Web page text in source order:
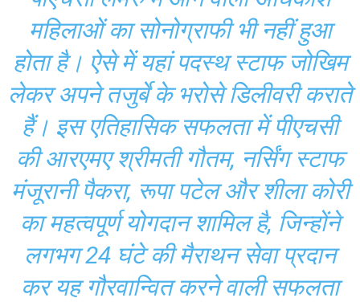
महिलाओं का सोनोग्राफी भी नहीं हुआ
होता है। ऐसे में यहां पदस्थ स्टाफ जोखिम
लेकर अपने तजुर्बे के भरोसे डिलीवरी कराते
हैं। इस एतिहासिक सफलता में पीएचसी
की आरएमए श्रीमती गौतम, नर्सिंग स्टाफ
मंजूरानी पैकरा, रूपा पटेल और शीला कोरी
का महत्वपूर्ण योगदान शामिल है, जिन्होंने
लगभग 24 घंटे की मैराथन सेवा प्रदान
कर यह गौरवान्वित करने वाली सफलता